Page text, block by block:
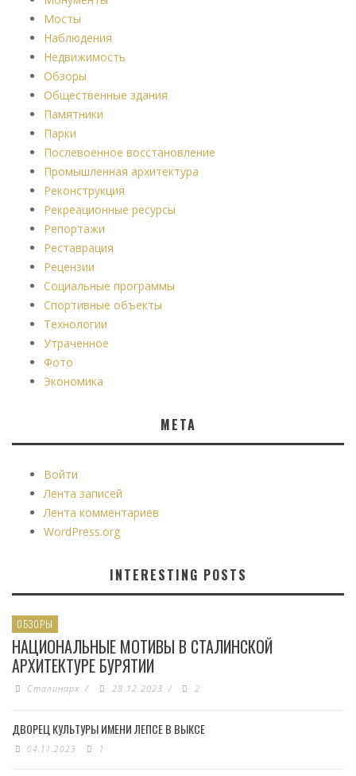
Мосты
Наблюдения
Недвижимость
Обзоры
Общественные здания
Памятники
Парки
Послевоенное восстановление
Промышленная архитектура
Реконструкция
Рекреационные ресурсы
Репортажи
Реставрация
Рецензии
Социальные программы
Спортивные объекты
Технологии
Утраченное
Фото
Экономика
МЕТА
Войти
Лента записей
Лента комментариев
WordPress.org
INTERESTING POSTS
ОБЗОРЫ
НАЦИОНАЛЬНЫЕ МОТИВЫ В СТАЛИНСКОЙ
АРХИТЕКТУРЕ БУРЯТИИ
Сталинарх / 28.12.2023 / 2
ДВОРЕЦ КУЛЬТУРЫ ИМЕНИ ЛЕПСЕ В ВЫКСЕ
04.11.2023 1